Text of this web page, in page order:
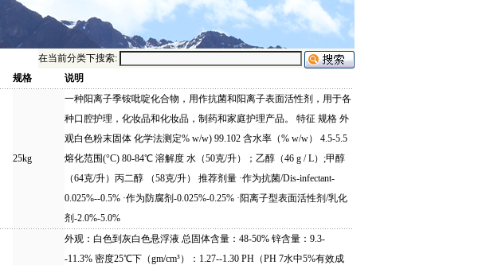
在当前分类下搜索:
规格 说明
25kg
一种阳离子季铵吡啶化合物，用作抗菌和阳离子表面活性剂，用于各
种口腔护理，化妆品和化妆品，制药和家庭护理产品。 特征 规格 外
观白色粉末固体 化学法测定% w/w) 99.102 含水率（% w/w） 4.5-5.5
熔化范围(°C) 80-84℃ 溶解度 水（50克/升）；乙醇（46 g / L）;甲醇
（64克/升）丙二醇 （58克/升） 推荐剂量 ·作为抗菌/Dis-infectant-
0.025%--0.5% ·作为防腐剂-0.025%-0.25% ·阳离子型表面活性剂/乳化
剂-2.0%-5.0%
外观：白色到灰白色悬浮液 总固体含量：48-50% 锌含量：9.3-
-11.3% 密度25℃下（gm/cm³）：1.27--1.30 PH（PH 7水中5%有效成